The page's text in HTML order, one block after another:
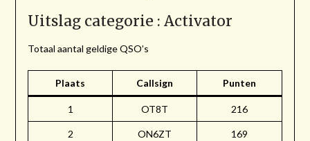
Uitslag categorie : Activator
Totaal aantal geldige QSO’s
Plaats Callsign Punten
1 OT8T 216
2 ON6ZT 169